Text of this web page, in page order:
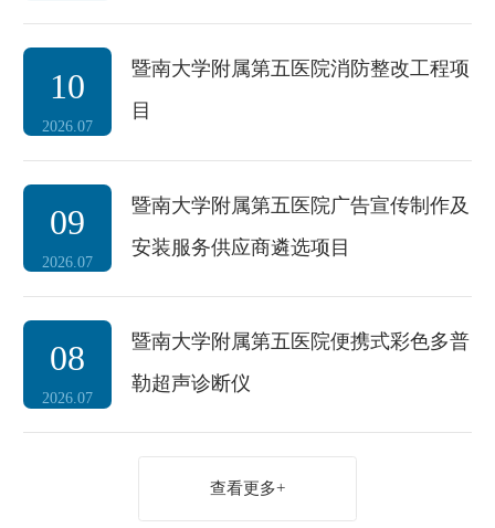
10
2026.07
暨南大学附属第五医院消防整改工程项
目
09
2026.07
暨南大学附属第五医院广告宣传制作及
安装服务供应商遴选项目
08
2026.07
暨南大学附属第五医院便携式彩色多普
勒超声诊断仪
查看更多+